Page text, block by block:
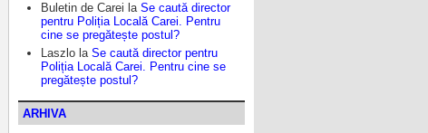
Buletin de Carei la Se caută director
pentru Poliția Locală Carei. Pentru
cine se pregătește postul?
Laszlo la Se caută director pentru
Poliția Locală Carei. Pentru cine se
pregătește postul?
ARHIVA